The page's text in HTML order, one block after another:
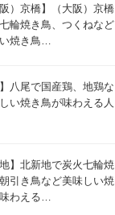
阪）京橋】（大阪）京橋
輪焼き鳥、つくねなど
焼き鳥…
】八尾で国産鶏、地鶏な
い焼き鳥が味わえる人
地】北新地で炭火七輪焼
引き鳥など美味しい焼
わえる…